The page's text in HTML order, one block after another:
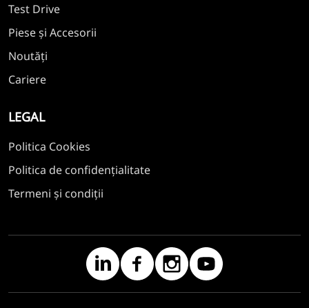
Test Drive
Piese și Accesorii
Noutăți
Cariere
LEGAL
Politica Cookies
Politica de confidențialitate
Termeni și condiții